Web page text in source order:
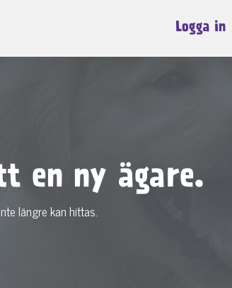
Logga in
en ny ägare.
längre kan hittas.